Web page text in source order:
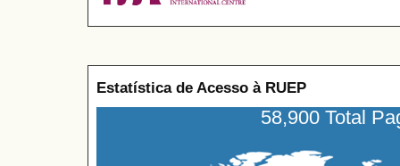
Estatística de Acesso à RUEP
58,900 Total